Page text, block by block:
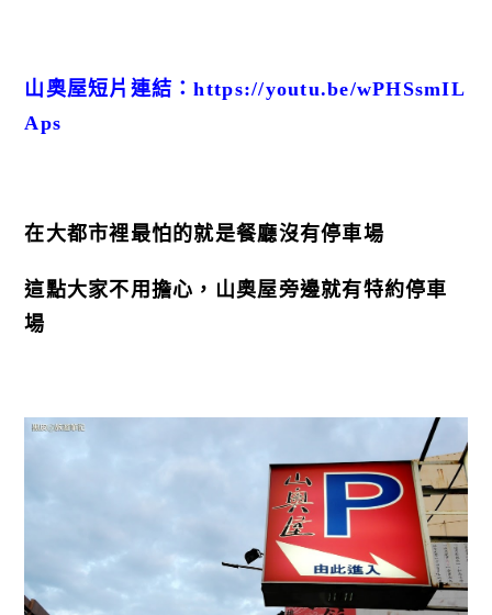
山奧屋短片連結：https://youtu.be/wPHSsmIL
Aps
在大都市裡最怕的就是餐廳沒有停車場
這點大家不用擔心，山奧屋旁邊就有特約停車
場